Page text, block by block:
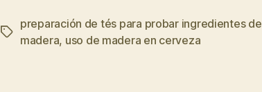
Etiquetas
preparación de tés para probar ingredientes
madera, uso de madera en cerveza